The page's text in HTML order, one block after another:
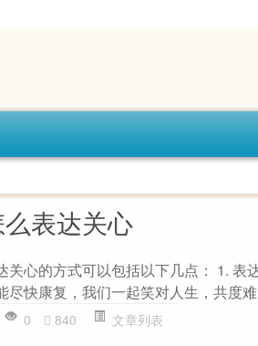
表达关心
关心的方式可以包括以下几点： 1. 表
尽快康复，我们一起笑对人生，共度
0 840 文章列表